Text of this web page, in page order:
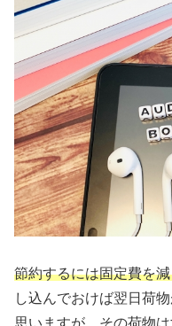
節約するには固定費を
し込んでおけば翌日荷